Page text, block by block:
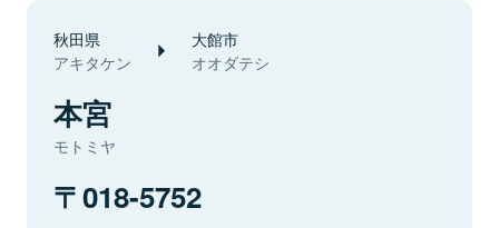
秋田県
アキタケン
大館市
オオダテシ
本宮
モトミヤ
018-5752